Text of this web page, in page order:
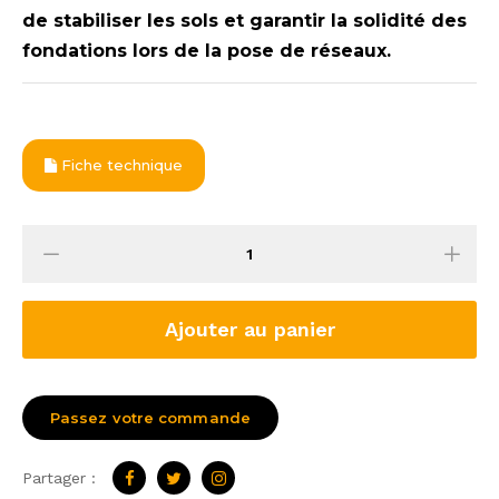
de stabiliser les sols et garantir la solidité des
fondations lors de la pose de réseaux.
Fiche technique
Ajouter au panier
Passez votre commande
Partager :